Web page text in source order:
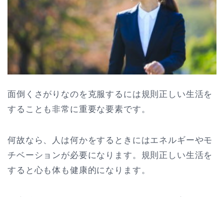
面倒くさがりなのを克服するには規則正しい生活を
することも非常に重要な要素です。
何故なら、人は何かをするときにはエネルギーやモ
チベーションが必要になります。規則正しい生活を
すると心も体も健康的になります。